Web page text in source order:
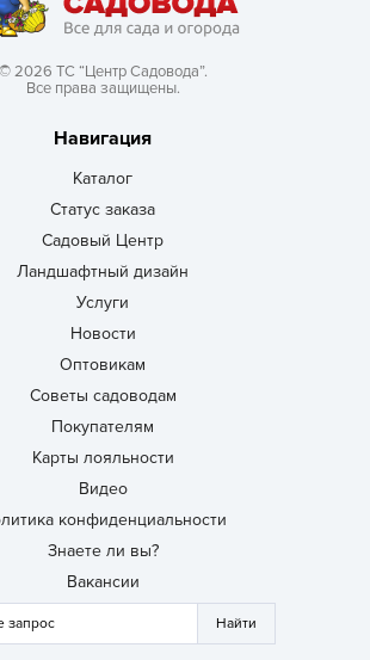
© 2026 ТС “Центр Садовода”.
Все права защищены.
Навигация
Каталог
Статус заказа
Садовый Центр
Ландшафтный дизайн
Услуги
Новости
Оптовикам
Советы садоводам
Покупателям
Карты лояльности
Видео
конфиденциальности
Знаете ли вы?
Вакансии